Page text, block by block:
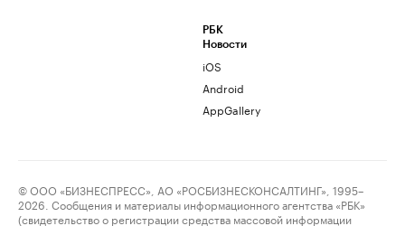
РБК
Новости
iOS
Android
AppGallery
© ООО «БИЗНЕСПРЕСС», АО «РОСБИЗНЕСКОНСАЛТИНГ», 1995–
2026. Сообщения и материалы информационного агентства «РБК»
(свидетельство о регистрации средства массовой информации